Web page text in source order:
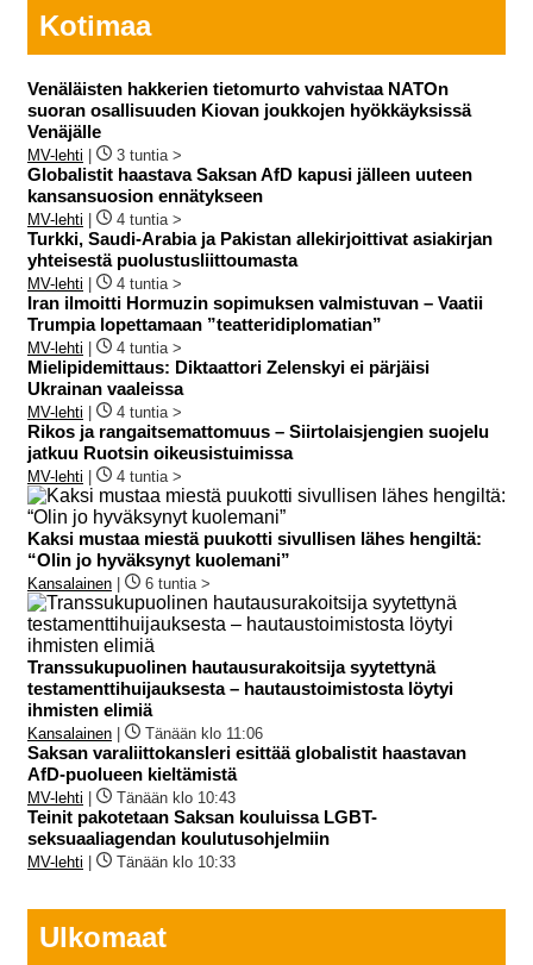
Kotimaa
Venäläisten hakkerien tietomurto vahvistaa NATOn
suoran osallisuuden Kiovan joukkojen hyökkäyksissä
Venäjälle
MV-lehti 3 tuntia >
Globalistit haastava Saksan AfD kapusi jälleen uuteen
kansansuosion ennätykseen
MV-lehti 4 tuntia >
Turkki, Saudi-Arabia ja Pakistan allekirjoittivat asiakirjan
yhteisestä puolustusliittoumasta
MV-lehti 4 tuntia >
Iran ilmoitti Hormuzin sopimuksen valmistuvan – Vaatii
Trumpia lopettamaan ”teatteridiplomatian”
MV-lehti 4 tuntia >
Mielipidemittaus: Diktaattori Zelenskyi ei pärjäisi
Ukrainan vaaleissa
MV-lehti 4 tuntia >
Rikos ja rangaitsemattomuus – Siirtolaisjengien suojelu
jatkuu Ruotsin oikeusistuimissa
MV-lehti 4 tuntia >
Kaksi mustaa miestä puukotti sivullisen lähes hengiltä:
“Olin jo hyväksynyt kuolemani”
Kansalainen 6 tuntia >
Transsukupuolinen hautausurakoitsija syytettynä
testamenttihuijauksesta – hautaustoimistosta löytyi
ihmisten elimiä
Kansalainen Tänään klo 11:06
Saksan varaliittokansleri esittää globalistit haastavan
AfD-puolueen kieltämistä
MV-lehti Tänään klo 10:43
Teinit pakotetaan Saksan kouluissa LGBT-
seksuaaliagendan koulutusohjelmiin
MV-lehti Tänään klo 10:33
Ulkomaat